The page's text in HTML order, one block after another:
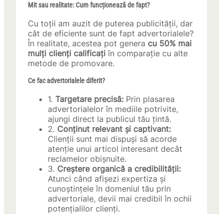
Mit sau realitate: Cum funcționează de fapt?
Cu toții am auzit de puterea publicității, dar
cât de eficiente sunt de fapt advertorialele?
În realitate, acestea pot genera cu 50% mai
mulți clienți calificați în comparație cu alte
metode de promovare.
Ce fac advertorialele diferit?
1. Targetare precisă: Prin plasarea
advertorialelor în mediile potrivite,
ajungi direct la publicul tău țintă.
2. Conținut relevant și captivant:
Clienții sunt mai dispuși să acorde
atenție unui articol interesant decât
reclamelor obișnuite.
3. Creștere organică a credibilității:
Atunci când afișezi expertiza și
cunoștințele în domeniul tău prin
advertoriale, devii mai credibil în ochii
potențialilor clienți.